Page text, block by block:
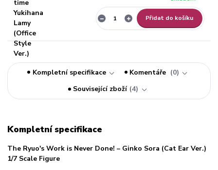
Přidat do košíku
Kompletní specifikace Komentáře
0
Související zboží 4
Kompletní specifikace
The Ryuo's Work is Never Done! – Ginko Sora (Cat Ear Ver.)
1/7 Scale Figure